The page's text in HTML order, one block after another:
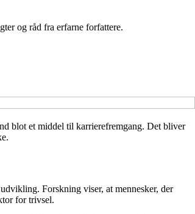
og råd fra erfarne forfattere.
blot et middel til karrierefremgang. Det bliver
Forskning viser, at mennesker, der
for trivsel.